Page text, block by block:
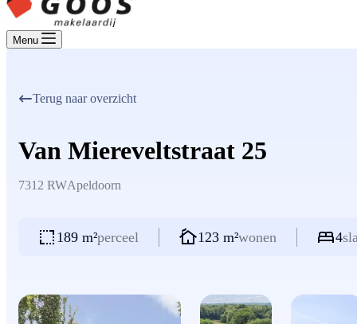
Menu
Terug naar overzicht
Van Miereveltstraat 25
7312 RWApeldoorn
189 m²perceel 123 m²wonen 4